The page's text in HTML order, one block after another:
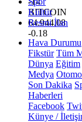
BITCOIN
64.944,08
-0.18
Kültür
Resmi İlan
Hava Durumu
Fikstür Tüm
Dünya Eğitim
Medya
Son Dakika
Haberleri
Facebook
Künye /